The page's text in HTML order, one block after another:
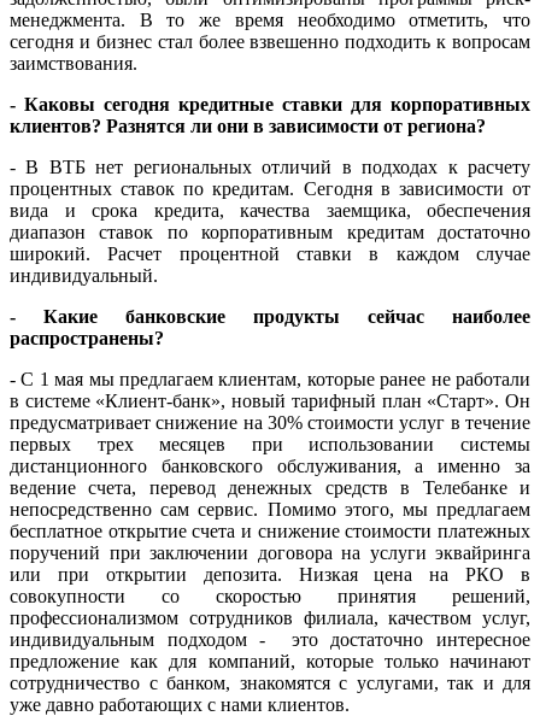
менеджмента. В то же время необходимо отметить, что
сегодня и бизнес стал более взвешенно подходить к вопросам
заимствования.
- Каковы сегодня кредитные ставки для корпоративных
клиентов? Разнятся ли они в зависимости от региона?
- В ВТБ нет региональных отличий в подходах к расчету
процентных ставок по кредитам. Сегодня в зависимости от
вида и срока кредита, качества заемщика, обеспечения
диапазон ставок по корпоративным кредитам достаточно
широкий. Расчет процентной ставки в каждом случае
индивидуальный.
- Какие банковские продукты сейчас наиболее
распространены?
- С 1 мая мы предлагаем клиентам, которые ранее не работали
в системе «Клиент-банк», новый тарифный план «Старт». Он
предусматривает снижение на 30% стоимости услуг в течение
первых трех месяцев при использовании системы
дистанционного банковского обслуживания, а именно за
ведение счета, перевод денежных средств в Телебанке и
непосредственно сам сервис. Помимо этого, мы предлагаем
бесплатное открытие счета и снижение стоимости платежных
поручений при заключении договора на услуги эквайринга
или при открытии депозита. Низкая цена на РКО в
совокупности со скоростью принятия решений,
профессионализмом сотрудников филиала, качеством услуг,
индивидуальным подходом - это достаточно интересное
предложение как для компаний, которые только начинают
сотрудничество с банком, знакомятся с услугами, так и для
уже давно работающих с нами клиентов.